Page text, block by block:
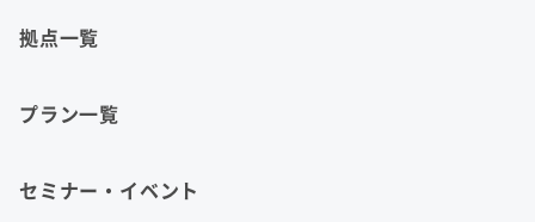
拠点一覧
プラン一覧
セミナー・イベント